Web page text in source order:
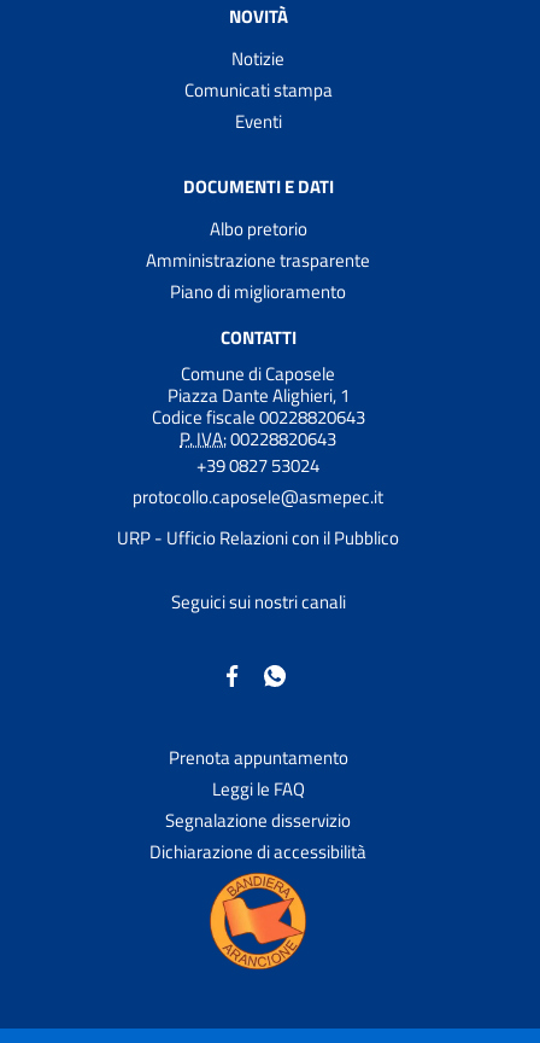
NOVITÀ
Notizie
Comunicati stampa
Eventi
DOCUMENTI E DATI
Albo pretorio
Amministrazione trasparente
Piano di miglioramento
CONTATTI
Comune di Caposele
Piazza Dante Alighieri, 1
Codice fiscale 00228820643
P. IVA:00228820643
+39 0827 53024
protocollo.caposele@asmepec.it
URP - Ufficio Relazioni con il Pubblico
Seguici sui nostri canali
Prenota appuntamento
Leggi le FAQ
Segnalazione disservizio
Dichiarazione di accessibilità